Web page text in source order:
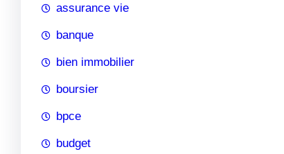
assurance vie
banque
bien immobilier
boursier
bpce
budget